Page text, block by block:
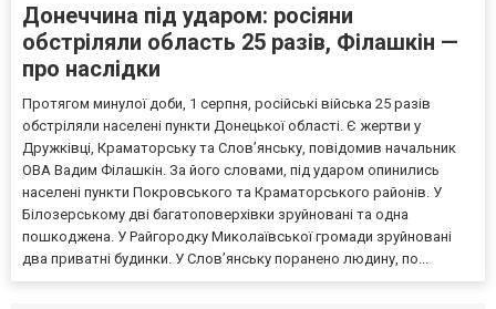
Донеччина під ударом: росіяни
обстріляли область 25 разів, Філашкін —
про наслідки
Протягом минулої доби, 1 серпня, російські війська 25 разів
обстріляли населені пункти Донецької області. Є жертви у
Дружківці, Краматорську та Слов’янську, повідомив начальник
ОВА Вадим Філашкін. За його словами, під ударом опинились
населені пункти Покровського та Краматорського районів. У
Білозерському дві багатоповерхівки зруйновані та одна
пошкоджена. У Райгородку Миколаївської громади зруйновані
два приватні будинки. У Слов’янську поранено людину, по...